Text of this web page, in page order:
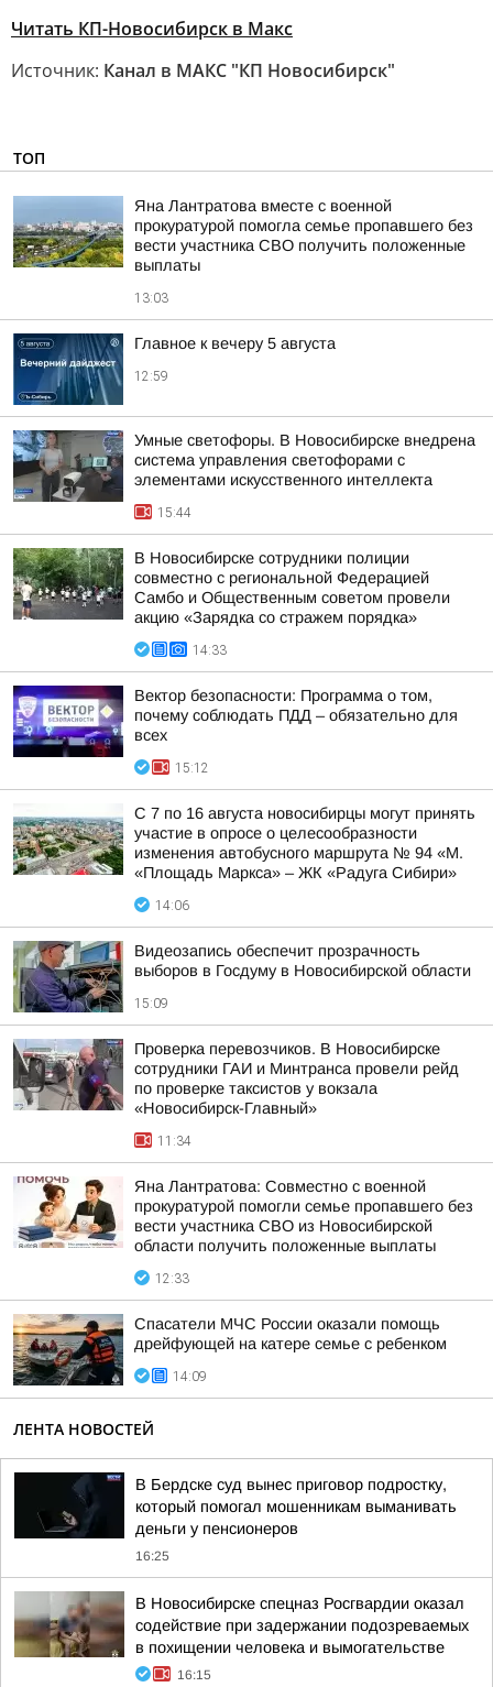
Читать КП-Новосибирск в Mакс
Источник: Канал в МАКС "КП Новосибирск"
ТОП
Яна Лантратова вместе с военной
прокуратурой помогла семье пропавшего без
вести участника СВО получить положенные
выплаты
13:03
Главное к вечеру 5 августа
12:59
Умные светофоры. В Новосибирске внедрена
система управления светофорами с
элементами искусственного интеллекта
15:44
В Новосибирске сотрудники полиции
совместно с региональной Федерацией
Самбо и Общественным советом провели
акцию «Зарядка со стражем порядка»
14:33
Вектор безопасности: Программа о том,
почему соблюдать ПДД – обязательно для
всех
15:12
С 7 по 16 августа новосибирцы могут принять
участие в опросе о целесообразности
изменения автобусного маршрута № 94 «М.
«Площадь Маркса» – ЖК «Радуга Сибири»
14:06
Видеозапись обеспечит прозрачность
выборов в Госдуму в Новосибирской области
15:09
Проверка перевозчиков. В Новосибирске
сотрудники ГАИ и Минтранса провели рейд
по проверке таксистов у вокзала
«Новосибирск-Главный»
11:34
Яна Лантратова: Совместно с военной
прокуратурой помогли семье пропавшего без
вести участника СВО из Новосибирской
области получить положенные выплаты
12:33
Спасатели МЧС России оказали помощь
дрейфующей на катере семье с ребенком
14:09
ЛЕНТА НОВОСТЕЙ
В Бердске суд вынес приговор подростку,
который помогал мошенникам выманивать
деньги у пенсионеров
16:25
В Новосибирске спецназ Росгвардии оказал
содействие при задержании подозреваемых
в похищении человека и вымогательстве
16:15